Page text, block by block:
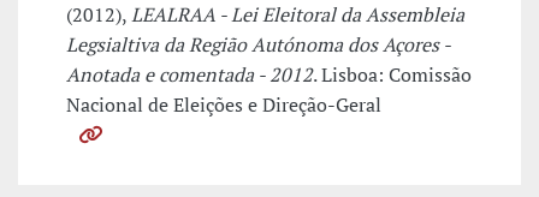
(2012),LEALRAA - Lei Eleitoral da Assembleia
Legsialtiva da Região Autónoma dos Açores -
Anotada e comentada - 2012. Lisboa: Comissão
Nacional de Eleições e Direção-Geral